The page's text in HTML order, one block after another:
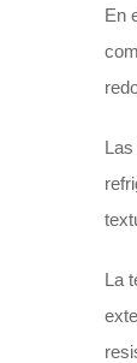
En
La